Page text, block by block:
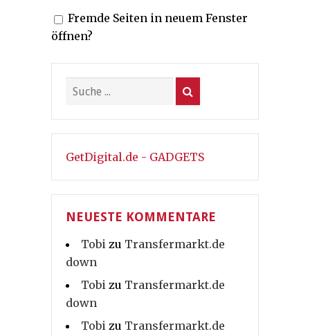
Fremde Seiten in neuem Fenster
öffnen?
GetDigital.de - GADGETS
NEUESTE KOMMENTARE
Tobi zu Transfermarkt.de
down
Tobi zu Transfermarkt.de
down
Tobi zu Transfermarkt.de